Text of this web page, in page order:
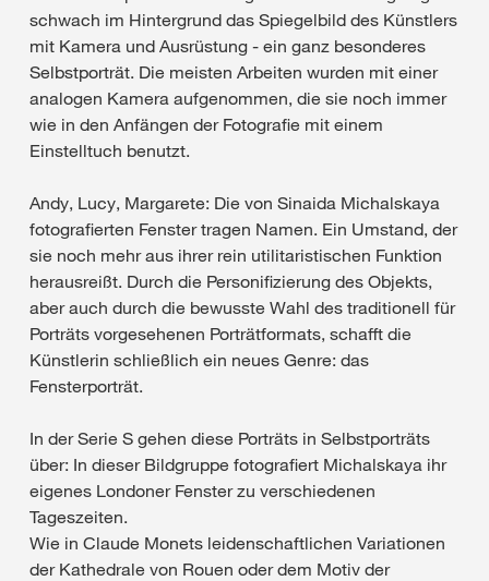
schwach im Hintergrund das Spiegelbild des Künstlers
mit Kamera und Ausrüstung - ein ganz besonderes
Selbstporträt. Die meisten Arbeiten wurden mit einer
analogen Kamera aufgenommen, die sie noch immer
wie in den Anfängen der Fotografie mit einem
Einstelltuch benutzt.
Andy, Lucy, Margarete: Die von Sinaida Michalskaya
fotografierten Fenster tragen Namen. Ein Umstand, der
sie noch mehr aus ihrer rein utilitaristischen Funktion
herausreißt. Durch die Personifizierung des Objekts,
aber auch durch die bewusste Wahl des traditionell für
Porträts vorgesehenen Porträtformats, schafft die
Künstlerin schließlich ein neues Genre: das
Fensterporträt.
In der Serie S gehen diese Porträts in Selbstporträts
über: In dieser Bildgruppe fotografiert Michalskaya ihr
eigenes Londoner Fenster zu verschiedenen
Tageszeiten.
Wie in Claude Monets leidenschaftlichen Variationen
der Kathedrale von Rouen oder dem Motiv der